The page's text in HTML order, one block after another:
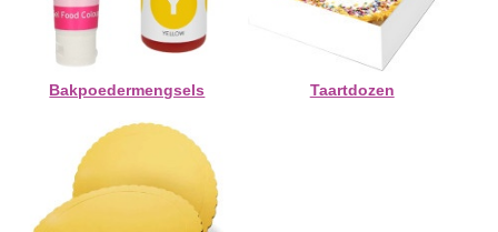
Bakpoedermengsels Taartdozen